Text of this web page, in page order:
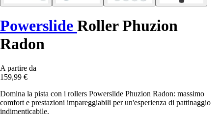
Powerslide Roller Phuzion
Radon
A partire da
159,99 €
Domina la pista con i rollers Powerslide Phuzion Radon: massimo
comfort e prestazioni impareggiabili per un'esperienza di pattinaggio
indimenticabile.